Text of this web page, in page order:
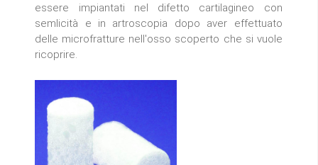
essere impiantati nel difetto cartilagineo con
semlicità e in artroscopia dopo aver effettuato
delle microfratture nell'osso scoperto che si vuole
ricoprire.